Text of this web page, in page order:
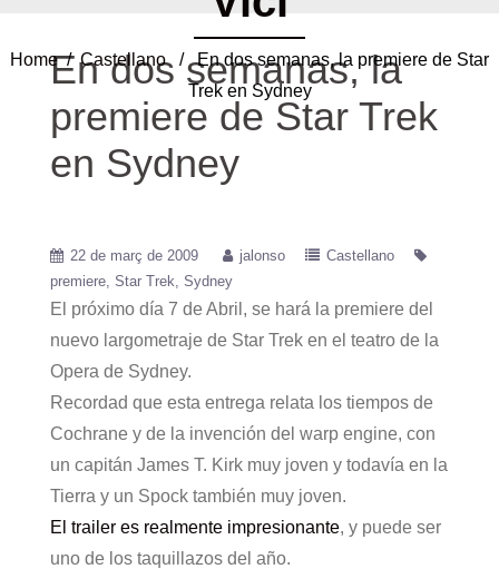
Home/Castellano/ En dos semanas, la premiere de Star
Trek en Sydney
En dos semanas, la
premiere de Star Trek
en Sydney
22 de març de 2009 jalonso
Castellano
premiere Star Trek Sydney
El próximo día 7 de Abril, se hará la premiere del
nuevo largometraje de Star Trek en el teatro de la
Opera de Sydney.
Recordad que esta entrega relata los tiempos de
Cochrane y de la invención del warp engine, con
un capitán James T. Kirk muy joven y todavía en la
Tierra y un Spock también muy joven.
El trailer es realmente impresionante, y puede ser
uno de los taquillazos del año.